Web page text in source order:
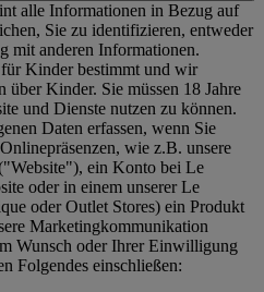
alle Informationen in Bezug auf
Sie zu identifizieren, entweder
mit anderen Informationen.
Kinder bestimmt und wir
über Kinder. Sie müssen 18 Jahre
und Dienste nutzen zu können.
Daten erfassen, wenn Sie
wie z.B. unsere
Website"), ein Konto bei Le
oder in einem unserer Le
oder Outlet Stores) ein Produkt
Marketingkommunikation
Wunsch oder Ihrer Einwilligung
Folgendes einschließen: